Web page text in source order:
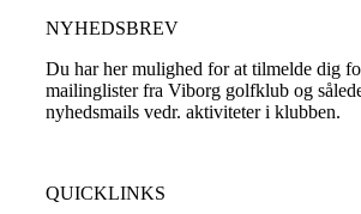
NYHEDSBREV
Du har her mulighed for at tilmelde dig
mailinglister fra Viborg golfklub og
nyhedsmails vedr. aktiviteter i klubben.
QUICKLINKS